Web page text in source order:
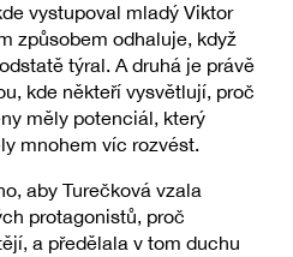
vystupoval mladý Viktor
způsobem odhaluje, když
týral. A druhá je právě
kde někteří vysvětlují, proč
měly potenciál, který
mnohem víc rozvést.
aby Turečková vzala
protagonistů, proč
a předělala v tom duchu